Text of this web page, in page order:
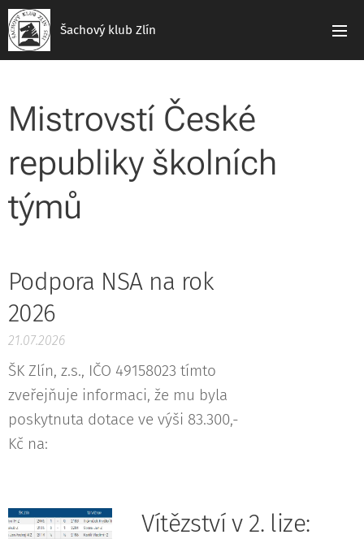
Šachový klub Zlín
Mistrovstí České
republiky školních
týmů
Podpora NSA na rok
2026
21.07.2026
ŠK Zlín, z.s., IČO 49158023 tímto
zveřejňuje informaci, že mu byla
poskytnuta dotace ve výši 83.300,-
Kč na:
Vítězství v 2. lize: